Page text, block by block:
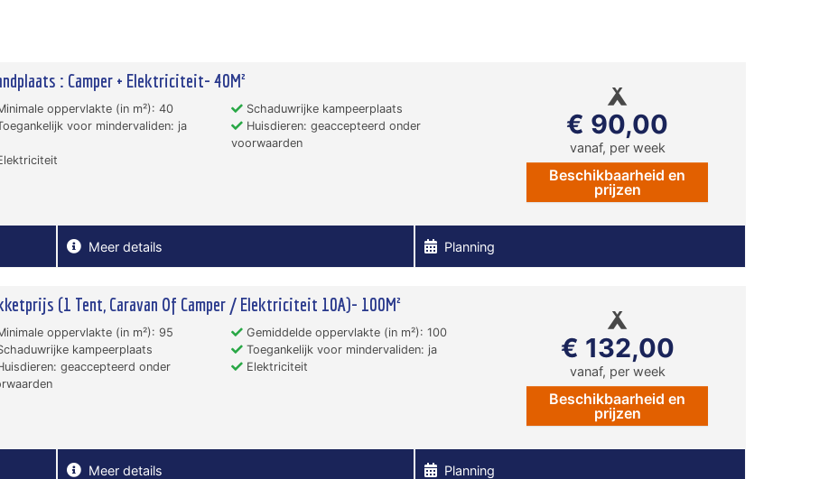
: Camper + Elektriciteit- 40M²
oppervlakte (in m²): 40
Schaduwrijke kampeerplaats
voor mindervaliden: ja
Huisdieren: geaccepteerd onder
voorwaarden
€ 90,00
vanaf, per week
Beschikbaarheid en
prijzen
Meer details Planning
(1 Tent, Caravan Of Camper / Elektriciteit 10A)- 100M²
oppervlakte (in m²): 95
Gemiddelde oppervlakte (in m²): 100
kampeerplaats
Toegankelijk voor mindervaliden: ja
geaccepteerd onder
Elektriciteit
€ 132,00
vanaf, per week
Beschikbaarheid en
prijzen
Meer details Planning